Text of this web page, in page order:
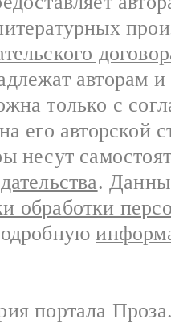
авторам
только с
его авторской
несут
.
обработки
портала